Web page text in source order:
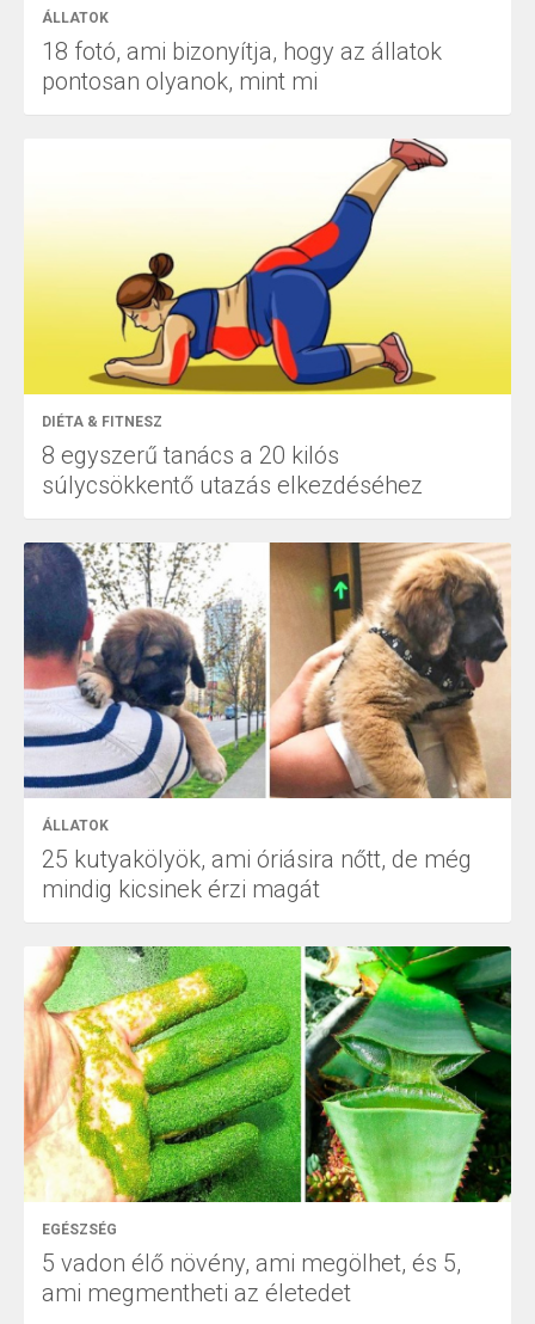
ÁLLATOK
18 fotó, ami bizonyítja, hogy az állatok
pontosan olyanok, mint mi
DIÉTA & FITNESZ
8 egyszerű tanács a 20 kilós
súlycsökkentő utazás elkezdéséhez
ÁLLATOK
25 kutyakölyök, ami óriásira nőtt, de még
mindig kicsinek érzi magát
EGÉSZSÉG
5 vadon élő növény, ami megölhet, és 5,
ami megmentheti az életedet